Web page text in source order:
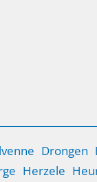
Drongen
Herzele